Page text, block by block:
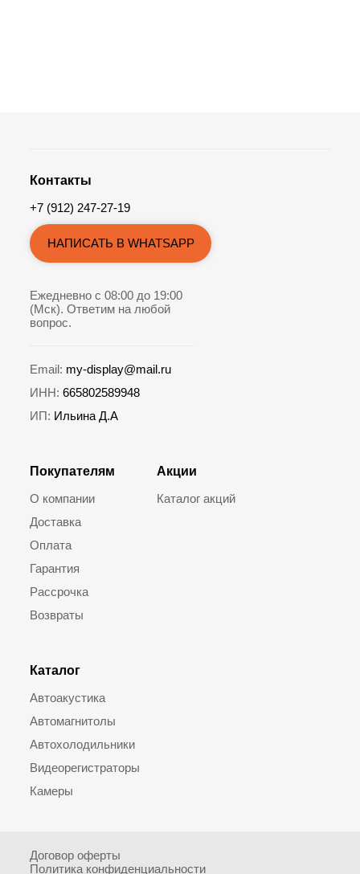
Покупателям
О компании
Доставка
Оплата
Гарантия
Рассрочка
Возвраты
Каталог
Автоакустика
Автомагнитолы
Автохолодильники
Видеорегистраторы
Камеры
Акции
Каталог акций
Контакты
+7 (912) 247-27-19
НАПИСАТЬ В WHATSAPP
Ежедневно с 08:00 до 19:00
(Мск). Ответим на любой
вопрос.
Email: my-display@mail.ru
ИНН: 665802589948
ИП: Ильина Д.А
Договор оферты
Политика конфиденциальности